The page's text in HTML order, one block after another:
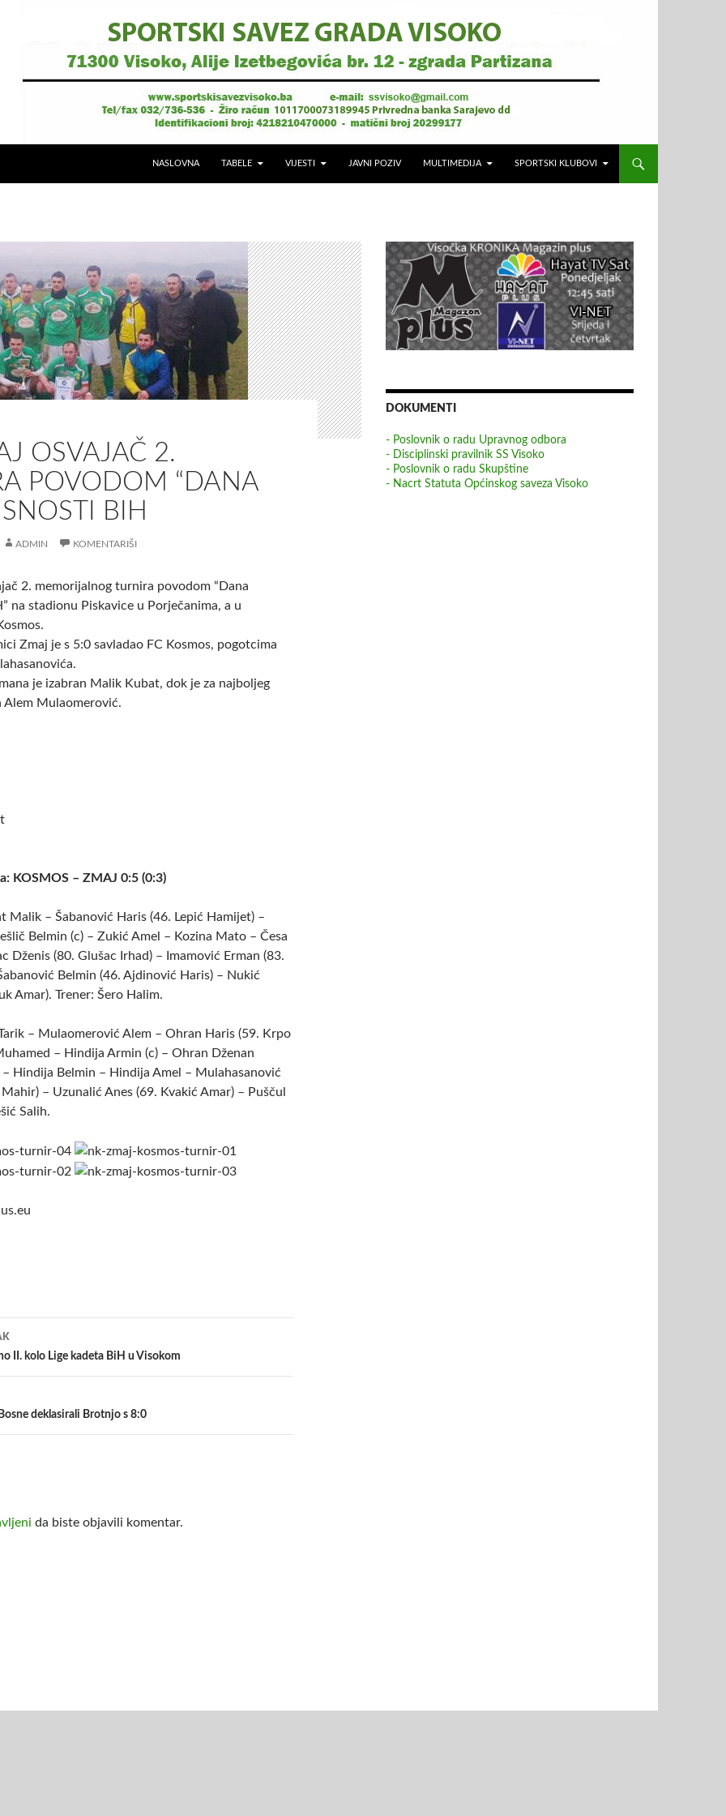
NASLOVNA TABELE VIJESTI JAVNI POZIV MULTIMEDIJA SPORTSKI KLUBOVI
OSVAJAČ 2.
POVODOM “DANA
BIH
ADMIN KOMENTARIŠI
2. memorijalnog turnira povodom “Dana
na stadionu Piskavice u Porječanima, a u
Zmaj je s 5:0 savladao FC Kosmos, pogotcima
je izabran Malik Kubat, dok je za najboljeg
Alem Mulaomerović.
KOSMOS – ZMAJ 0:5 (0:3)
Malik – Šabanović Haris (46. Lepić Hamijet) –
Belmin (c) – Zukić Amel – Kozina Mato – Česa
Dženis (80. Glušac Irhad) – Imamović Erman (83.
Belmin (46. Ajdinović Haris) – Nukić
Amar). Trener: Šero Halim.
– Mulaomerović Alem – Ohran Haris (59. Krpo
– Hindija Armin (c) – Ohran Dženan
Hindija Belmin – Hindija Amel – Mulahasanović
– Uzunalić Anes (69. Kvakić Amar) – Puščul
Salih.
II. kolo Lige kadeta BiH u Visokom
deklasirali Brotnjo s 8:0
da biste objavili komentar.
DOKUMENTI
- Poslovnik o radu Upravnog odbora
- Disciplinski pravilnik SS Visoko
- Poslovnik o radu Skupštine
- Nacrt Statuta Općinskog saveza Visoko